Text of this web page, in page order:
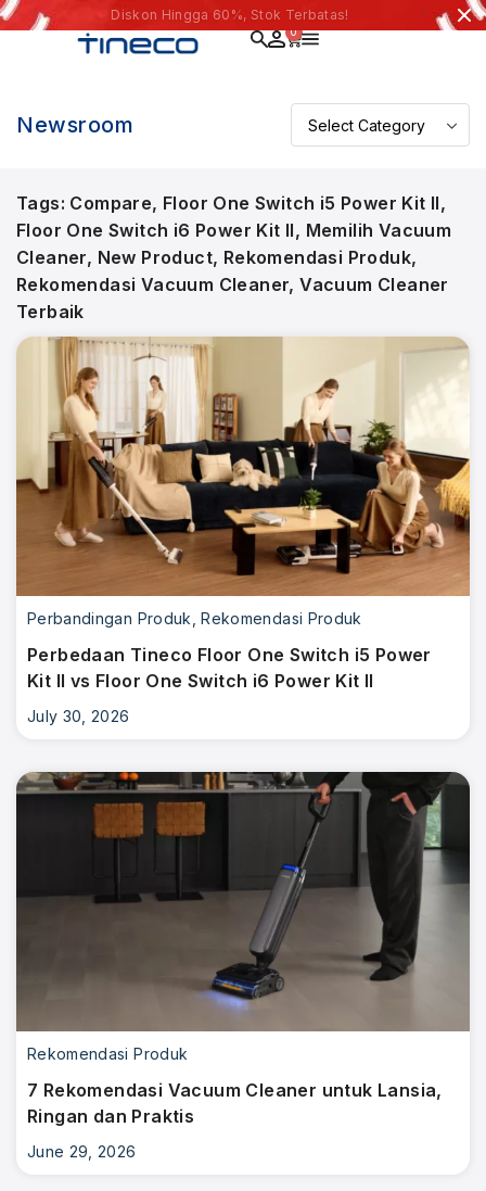
Diskon Hingga 60%, Stok Terbatas!
0
Newsroom
Tags: Compare, Floor One Switch i5 Power Kit II,
Floor One Switch i6 Power Kit II, Memilih Vacuum
Cleaner, New Product, Rekomendasi Produk,
Rekomendasi Vacuum Cleaner,Vacuum Cleaner
Terbaik
Perbandingan Produk ,Rekomendasi Produk
Perbedaan Tineco Floor One Switch i5 Power
Kit II vs Floor One Switch i6 Power Kit II
July 30, 2026
Rekomendasi Produk
7 Rekomendasi Vacuum Cleaner untuk Lansia,
Ringan dan Praktis
June 29, 2026